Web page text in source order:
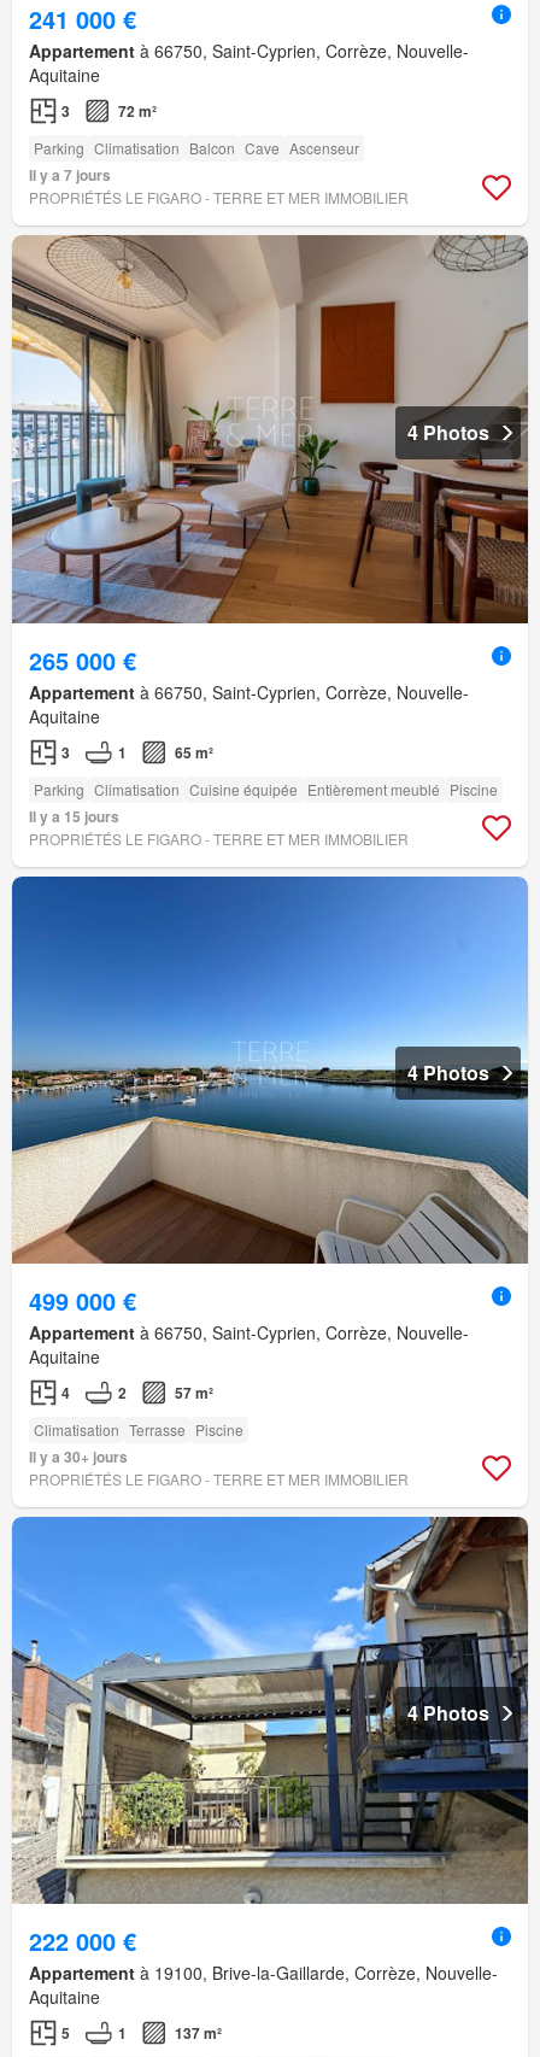
241 000 €
Appartement à 66750, Saint-Cyprien, Corrèze, Nouvelle-
Aquitaine
3 72 m²
Parking Climatisation Balcon Cave Ascenseur
Il y a 7 jours
PROPRIÉTÉS LE FIGARO - TERRE ET MER IMMOBILIER
4 Photos
265 000 €
Appartement à 66750, Saint-Cyprien, Corrèze, Nouvelle-
Aquitaine
3 1 65 m²
Parking Climatisation Cuisine équipée Entièrement meublé Piscine
Il y a 15 jours
PROPRIÉTÉS LE FIGARO - TERRE ET MER IMMOBILIER
4 Photos
499 000 €
Appartement à 66750, Saint-Cyprien, Corrèze, Nouvelle-
Aquitaine
4 2 57 m²
Climatisation Terrasse Piscine
Il y a 30+ jours
PROPRIÉTÉS LE FIGARO - TERRE ET MER IMMOBILIER
4 Photos
222 000 €
Appartement à 19100, Brive-la-Gaillarde, Corrèze, Nouvelle-
Aquitaine
5 1 137 m²